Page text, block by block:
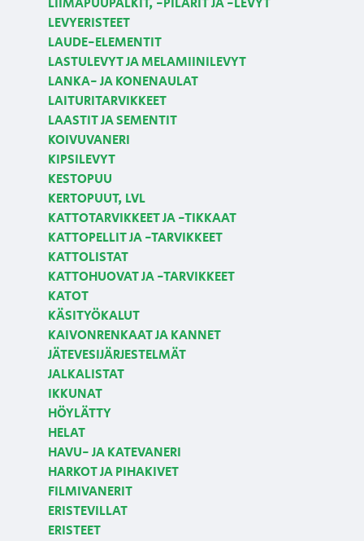
LEVYERISTEET
LAUDE-ELEMENTIT
LASTULEVYT JA MELAMIINILEVYT
LANKA- JA KONENAULAT
LAITURITARVIKKEET
LAASTIT JA SEMENTIT
KOIVUVANERI
KIPSILEVYT
KESTOPUU
KERTOPUUT, LVL
KATTOTARVIKKEET JA -TIKKAAT
KATTOPELLIT JA -TARVIKKEET
KATTOLISTAT
KATTOHUOVAT JA -TARVIKKEET
KATOT
KÄSITYÖKALUT
KAIVONRENKAAT JA KANNET
JÄTEVESIJÄRJESTELMÄT
JALKALISTAT
IKKUNAT
HÖYLÄTTY
HELAT
HAVU- JA KATEVANERI
HARKOT JA PIHAKIVET
FILMIVANERIT
ERISTEVILLAT
ERISTEET